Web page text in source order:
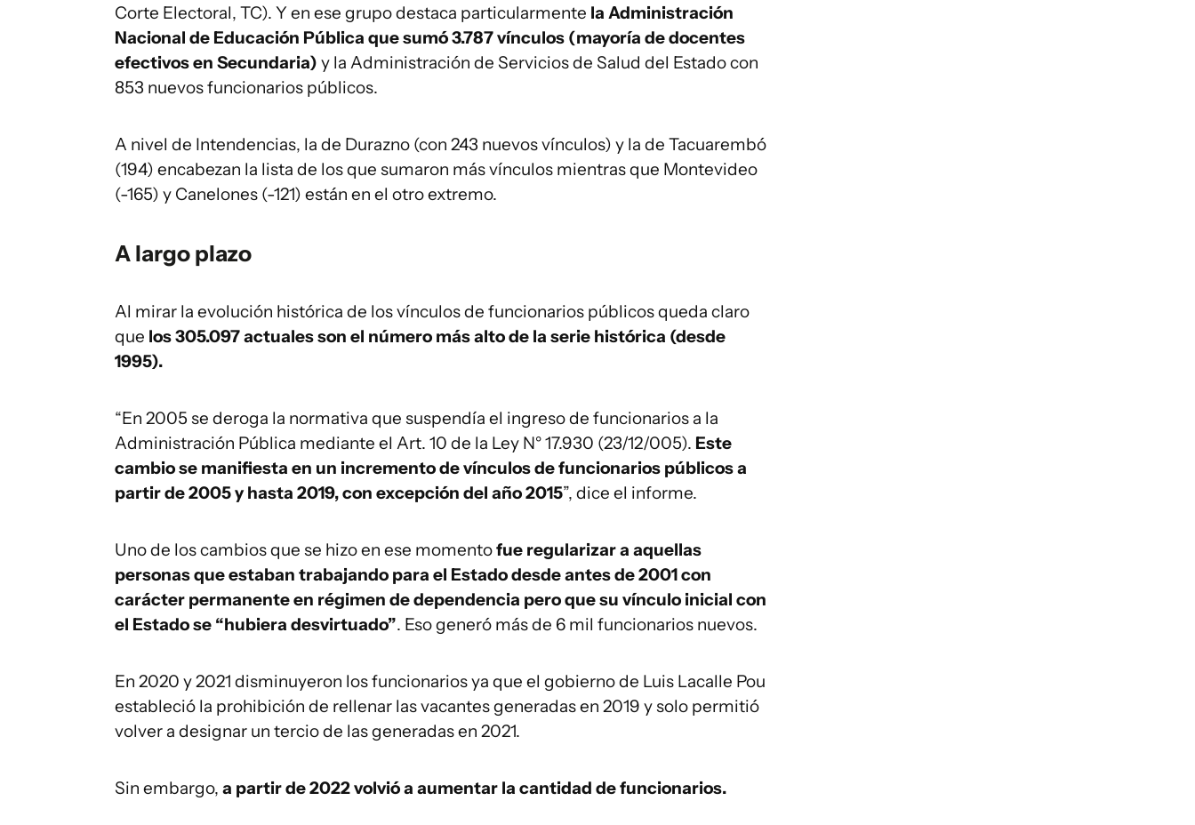
Corte Electoral, TC). Y en ese grupo destaca particularmente la Administración
Nacional de Educación Pública que sumó 3.787 vínculos (mayoría de docentes
efectivos en Secundaria) y la Administración de Servicios de Salud del Estado con
853 nuevos funcionarios públicos.
A nivel de Intendencias, la de Durazno (con 243 nuevos vínculos) y la de Tacuarembó
(194) encabezan la lista de los que sumaron más vínculos mientras que Montevideo
(-165) y Canelones (-121) están en el otro extremo.
A largo plazo
Al mirar la evolución histórica de los vínculos de funcionarios públicos queda claro
que los 305.097 actuales son el número más alto de la serie histórica (desde
1995).
“En 2005 se deroga la normativa que suspendía el ingreso de funcionarios a la
Administración Pública mediante el Art. 10 de la Ley N° 17.930 (23/12/005). Este
cambio se manifiesta en un incremento de vínculos de funcionarios públicos a
partir de 2005 y hasta 2019, con excepción del año 2015”, dice el informe.
Uno de los cambios que se hizo en ese momentofue regularizar a aquellas
personas que estaban trabajando para el Estado desde antes de 2001 con
carácter permanente en régimen de dependencia pero que su vínculo inicial con
el Estado se “hubiera desvirtuado”. Eso generó más de 6 mil funcionarios nuevos.
En 2020 y 2021 disminuyeron los funcionarios ya que el gobierno de Luis Lacalle Pou
estableció la prohibición de rellenar las vacantes generadas en 2019 y solo permitió
volver a designar un tercio de las generadas en 2021.
Sin embargo, a partir de 2022 volvió a aumentar la cantidad de funcionarios.